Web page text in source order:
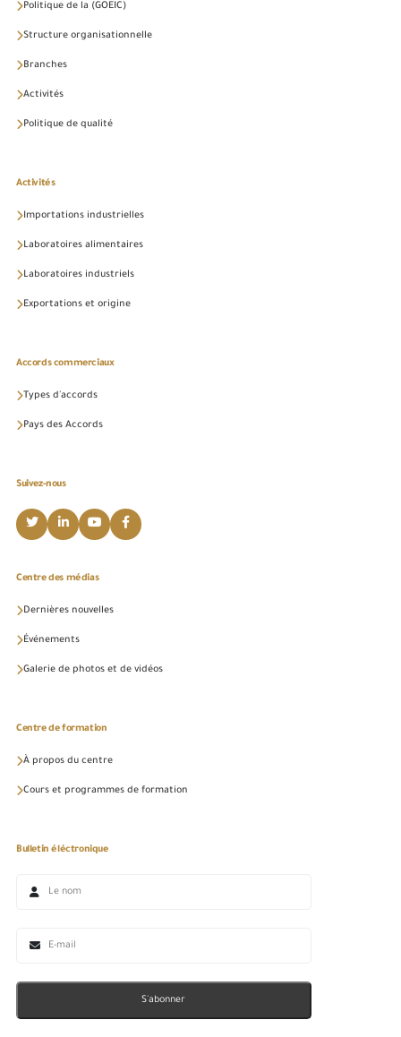
Politique de la (GOEIC)
Structure organisationnelle
Branches
Activités
Politique de qualité
Activités
Importations industrielles
Laboratoires alimentaires
Laboratoires industriels
Exportations et origine
Accords commerciaux
Types d'accords
Pays des Accords
Suivez-nous
Centre des médias
Dernières nouvelles
Événements
Galerie de photos et de vidéos
Centre de formation
À propos du centre
Cours et programmes de formation
Bulletin éléctronique
S'abonner